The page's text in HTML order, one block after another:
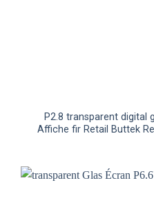
P2.8 transparent digital
Affiche fir Retail Buttek